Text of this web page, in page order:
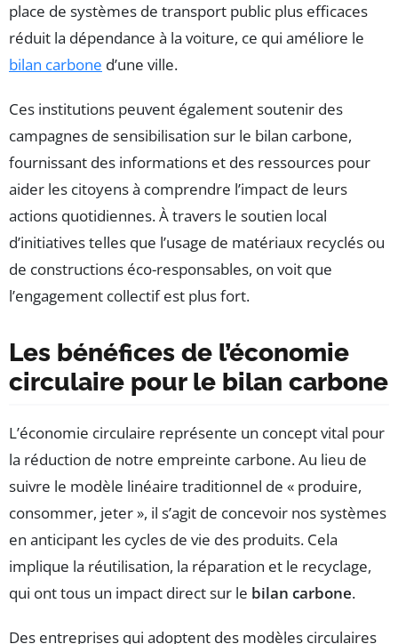
place de systèmes de transport public plus efficaces
réduit la dépendance à la voiture, ce qui améliore le
bilan carbone d’une ville.
Ces institutions peuvent également soutenir des
campagnes de sensibilisation sur le bilan carbone,
fournissant des informations et des ressources pour
aider les citoyens à comprendre l’impact de leurs
actions quotidiennes. À travers le soutien local
d’initiatives telles que l’usage de matériaux recyclés ou
de constructions éco-responsables, on voit que
l’engagement collectif est plus fort.
Les bénéfices de l’économie
circulaire pour le bilan carbone
L’économie circulaire représente un concept vital pour
la réduction de notre empreinte carbone. Au lieu de
suivre le modèle linéaire traditionnel de « produire,
consommer, jeter », il s’agit de concevoir nos systèmes
en anticipant les cycles de vie des produits. Cela
implique la réutilisation, la réparation et le recyclage,
qui ont tous un impact direct sur le bilan carbone.
Des entreprises qui adoptent des modèles circulaires